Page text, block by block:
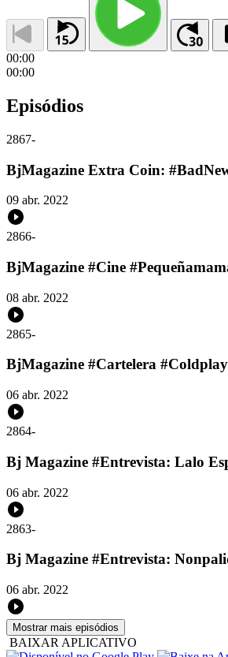
00:00
00:00
Episódios
2867-
BjMagazine Extra Coin:
09 abr. 2022
2866-
BjMagazine #Cine
08 abr. 2022
2865-
BjMagazine #Cartelera
06 abr. 2022
2864-
Bj Magazine #Entrevista: Lalo
06 abr. 2022
2863-
Bj Magazine #Entrevista:
06 abr. 2022
Mostrar mais episódios
BAIXAR APLICATIVO